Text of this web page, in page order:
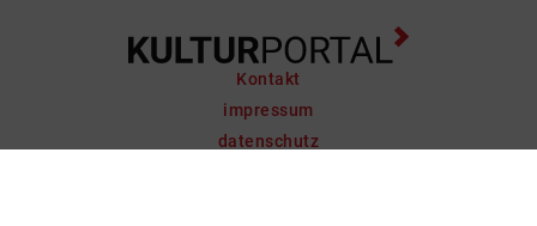
Kontakt
impressum
datenschutz